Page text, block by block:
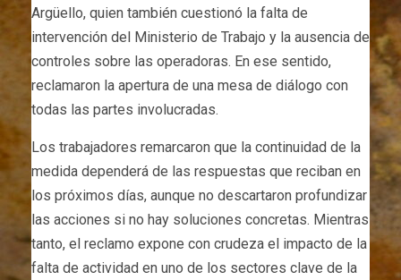
Argüello, quien también cuestionó la falta de
intervención del Ministerio de Trabajo y la ausencia de
controles sobre las operadoras. En ese sentido,
reclamaron la apertura de una mesa de diálogo con
todas las partes involucradas.
Los trabajadores remarcaron que la continuidad de la
medida dependerá de las respuestas que reciban en
los próximos días, aunque no descartaron profundizar
las acciones si no hay soluciones concretas. Mientras
tanto, el reclamo expone con crudeza el impacto de la
falta de actividad en uno de los sectores clave de la